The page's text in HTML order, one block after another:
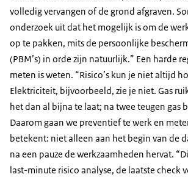
volledig vervangen of de grond afgraven.
onderzoek uit dat het mogelijk is om de
op te pakken, mits de persoonlijke
(PBM’s) in orde zijn natuurlijk.” Een harde
meten is weten. “Risico’s kun je niet altijd
Elektriciteit, bijvoorbeeld, zie je niet. Gas
het dan al bijna te laat; na twee teugen gas
Daarom gaan we preventief te werk en
betekent: niet alleen aan het begin van de
na een pauze de werkzaamheden hervat.
last-minute risico analyse, de laatste check